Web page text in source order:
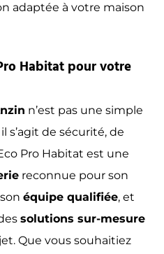
adaptée à votre maison
Habitat pour votre
n’est pas une simple
s’agit de sécurité, de
Pro Habitat est une
reconnue pour son
équipe qualifiée, et
solutions sur-mesure
Que vous souhaitiez